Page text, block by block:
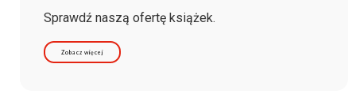
Sprawdź naszą ofertę książek.
Zobacz więcej